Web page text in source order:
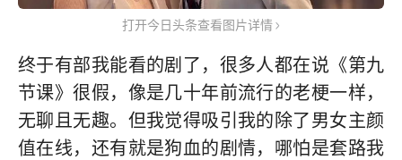
打开今日头条查看图片详情
终于有部我能看的剧了，很多人都在说《第九
节课》很假，像是几十年前流行的老梗一样，
无聊且无趣。但我觉得吸引我的除了男女主颜
值在线，还有就是狗血的剧情，哪怕是套路我